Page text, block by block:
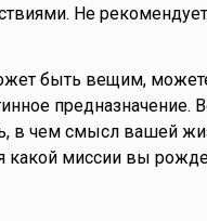
Не
быть вещим,
предназначение.
в чем смысл вашей
какой миссии вы